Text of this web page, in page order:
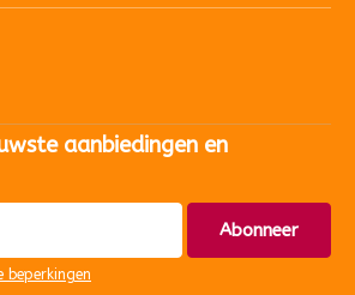
aanbiedingen en
Abonneer
beperkingen